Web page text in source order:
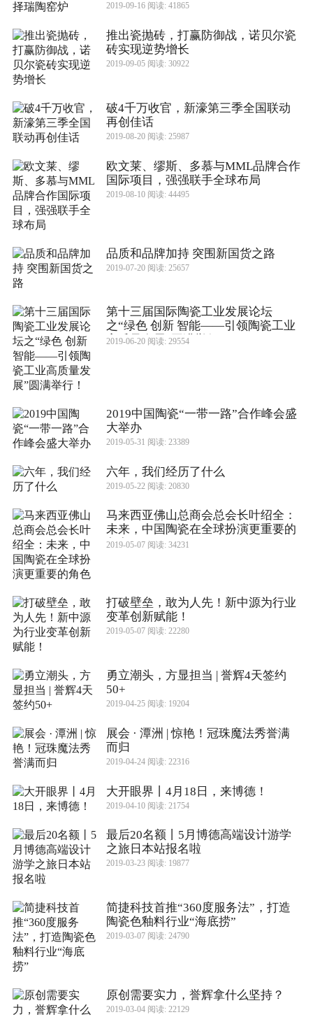
2019-09-16 阅读: 41865
推出瓷抛砖，打赢防御战，诺贝尔瓷
砖实现逆势增长
2019-09-05 阅读: 30922
破4千万收官，新濠第三季全国联动
再创佳话
2019-08-20 阅读: 25987
欧文莱、缪斯、多慕与MML品牌合作
国际项目，强强联手全球布局
2019-08-10 阅读: 44495
品质和品牌加持 突围新国货之路
2019-07-20 阅读: 25657
第十三届国际陶瓷工业发展论坛
之“绿色 创新 智能——引领陶瓷工业
高质量发展”圆满举行！
2019-06-20 阅读: 29554
2019中国陶瓷“一带一路”合作峰会盛
大举办
2019-05-31 阅读: 23389
六年，我们经历了什么
2019-05-22 阅读: 20830
马来西亚佛山总商会总会长叶绍全：
未来，中国陶瓷在全球扮演更重要的
角色
2019-05-07 阅读: 34231
打破壁垒，敢为人先！新中源为行业
变革创新赋能！
2019-05-07 阅读: 22280
勇立潮头，方显担当 | 誉辉4天签约
50+
2019-04-25 阅读: 19204
展会 · 潭洲 | 惊艳！冠珠魔法秀誉满
而归
2019-04-24 阅读: 22316
大开眼界丨4月18日，来博德！
2019-04-10 阅读: 21754
最后20名额丨5月博德高端设计游学
之旅日本站报名啦
2019-03-23 阅读: 19877
简捷科技首推“360度服务法”，打造
陶瓷色釉料行业“海底捞”
2019-03-07 阅读: 24790
原创需要实力，誉辉拿什么坚持？
2019-03-04 阅读: 22129